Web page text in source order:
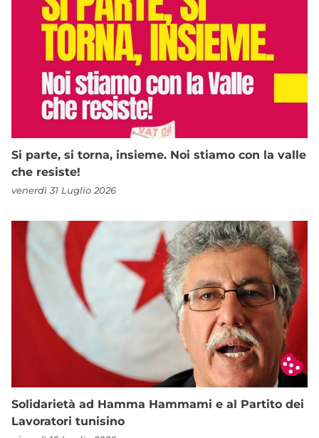
Si parte, si torna, insieme. Noi stiamo con la valle
che resiste!
venerdì 31 Luglio 2026
Solidarietà ad Hamma Hammami e al Partito dei
Lavoratori tunisino